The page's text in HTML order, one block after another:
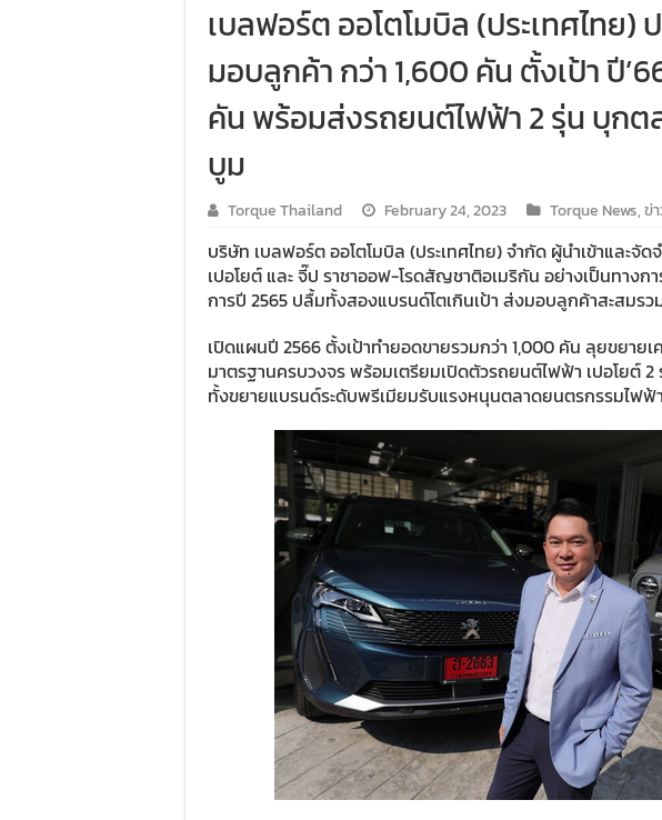
เบลฟอร์ต ออโตโมบิล (ประเทศไทย)
มอบลูกค้า กว่า 1,600 คัน ตั้งเป้า ปี
คัน พร้อมส่งรถยนต์ไฟฟ้า 2 รุ่น บุกต
บูม
Torque Thailand February 24, 2023 Torque News,ข่
บริษัท เบลฟอร์ต ออโตโมบิล (ประเทศไทย) จำกัด ผู้นำเข้าและจั
เปอโยต์ และ จี๊ป ราชาออฟ-โรดสัญชาติอเมริกัน อย่างเป็นทางก
การปี 2565 ปลื้มทั้งสองแบรนด์โตเกินเป้า ส่งมอบลูกค้าสะสมรว
เปิดแผนปี 2566 ตั้งเป้าทำยอดขายรวมกว่า 1,000 คัน ลุยขยาย
มาตรฐานครบวงจร พร้อมเตรียมเปิดตัวรถยนต์ไฟฟ้า เปอโยต์ 2
ทั้งขยายแบรนด์ระดับพรีเมียมรับแรงหนุนตลาดยนตรกรรมไฟฟ้า